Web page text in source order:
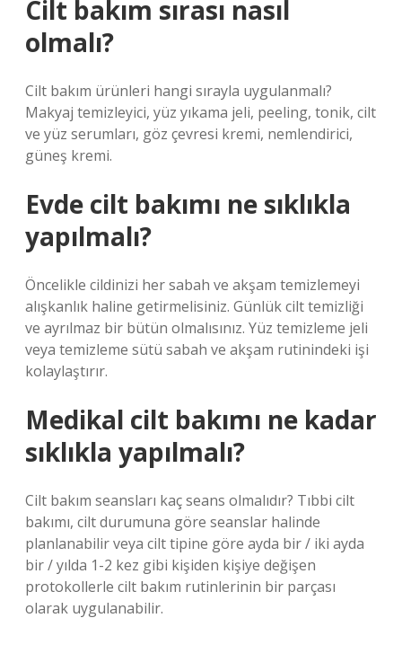
Cilt bakım sırası nasıl
olmalı?
Cilt bakım ürünleri hangi sırayla uygulanmalı?
Makyaj temizleyici, yüz yıkama jeli, peeling, tonik, cilt
ve yüz serumları, göz çevresi kremi, nemlendirici,
güneş kremi.
Evde cilt bakımı ne sıklıkla
yapılmalı?
Öncelikle cildinizi her sabah ve akşam temizlemeyi
alışkanlık haline getirmelisiniz. Günlük cilt temizliği
ve ayrılmaz bir bütün olmalısınız. Yüz temizleme jeli
veya temizleme sütü sabah ve akşam rutinindeki işi
kolaylaştırır.
Medikal cilt bakımı ne kadar
sıklıkla yapılmalı?
Cilt bakım seansları kaç seans olmalıdır? Tıbbi cilt
bakımı, cilt durumuna göre seanslar halinde
planlanabilir veya cilt tipine göre ayda bir / iki ayda
bir / yılda 1-2 kez gibi kişiden kişiye değişen
protokollerle cilt bakım rutinlerinin bir parçası
olarak uygulanabilir.